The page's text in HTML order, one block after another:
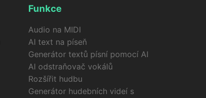
Funkce
Audio na MIDI
AI text na píseň
Generátor textů písní pomocí AI
AI odstraňovač vokálů
Rozšířit hudbu
Generátor hudebních videí s